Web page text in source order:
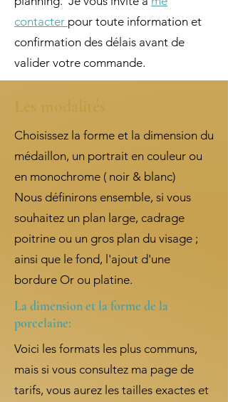
contacter pour toute information et
confirmation des délais avant de
valider votre commande.
Les modalités
Choisissez la forme et la dimension du
médaillon, un portrait en couleur ou
en monochrome ( noir & blanc)
Nous définirons ensemble, si vous
souhaitez un plan large, cadrage
poitrine ou un gros plan du visage ;
ainsi que le fond, l'ajout d'une
bordure Or ou platine.
La dimension et la forme de la
porcelaine:
Voici les formats les plus communs,
mais si vous consultez ma page de
tarifs, vous aurez les tailles exactes et